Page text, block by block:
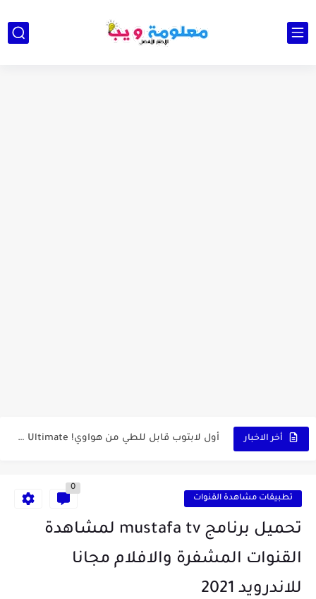
أخر الاخبار أول لابتوب قابل للطي من هواوي! MateBook X Fold Ultimate...
vidIQ: دليلك الذكي لتحسين سيو اليوتيوب ورفع نسبة المشاهدات 2025 تطبيقات مشاهدة القنوات
0
تحميل برنامج mustafa tv لمشاهدة
القنوات المشفرة والافلام مجانا
للاندرويد 2021